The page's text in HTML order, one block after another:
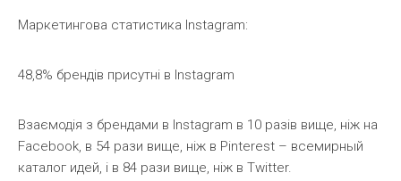
Маркетингова статистика Instagram:
48,8% брендів присутні в Instagram
Взаємодія з брендами в Instagram в 10 разів вище, ніж на
Facebook, в 54 рази вище, ніж в Pinterest – всемирный
каталог идей, і в 84 рази вище, ніж в Twitter.